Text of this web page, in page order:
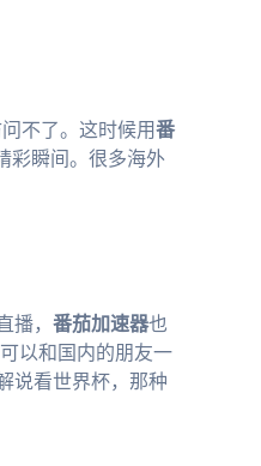
不了。这时候用番
彩瞬间。很多海外
播， 番茄加速器也
以和国内的朋友一
说看世界杯，那种